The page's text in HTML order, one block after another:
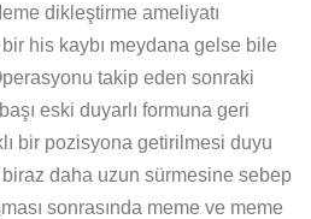
dikleştirme ameliyatı
his kaybı meydana gelse bile
takip eden sonraki
eski duyarlı formuna geri
bir pozisyona getirilmesi duyu
biraz daha uzun sürmesine sebep
sonrasında meme ve meme